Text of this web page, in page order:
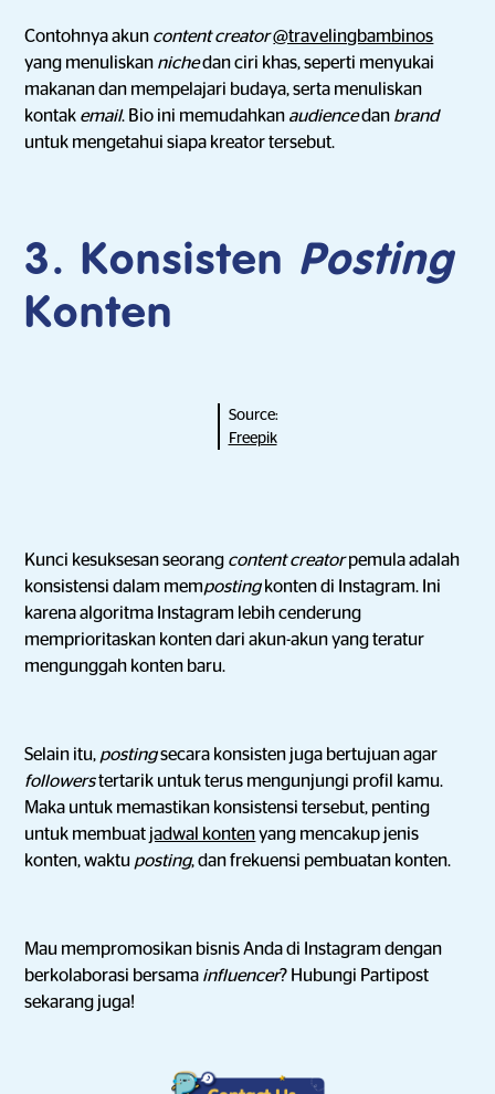
Contohnya akun content creator@travelingbambinos
yang menuliskan nichedan ciri khas, seperti menyukai
makanan dan mempelajari budaya, serta menuliskan
kontak email. Bio ini memudahkan audiencedan brand
untuk mengetahui siapa kreator tersebut.
3. Konsisten Posting
Konten
Source:
Freepik
Kunci kesuksesan seorang content creatorpemula adalah
konsistensi dalam mempostingkonten di Instagram. Ini
karena algoritma Instagram lebih cenderung
memprioritaskan konten dari akun-akun yang teratur
mengunggah konten baru.
Selain itu, postingsecara konsisten juga bertujuan agar
followerstertarik untuk terus mengunjungi profil kamu.
Maka untuk memastikan konsistensi tersebut, penting
untuk membuat jadwal kontenyang mencakup jenis
konten, waktu posting, dan frekuensi pembuatan konten.
Mau mempromosikan bisnis Anda di Instagram dengan
berkolaborasi bersama influencer? Hubungi Partipost
sekarang juga!